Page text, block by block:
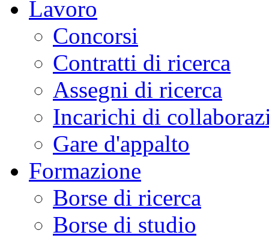
Lavoro
Concorsi
Contratti di ricerca
Assegni di ricerca
Incarichi di
Gare d'appalto
Formazione
Borse di ricerca
Borse di studio